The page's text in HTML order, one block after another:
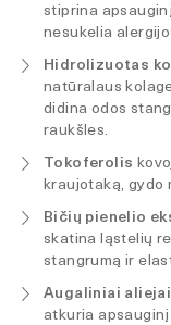
stiprina
nesukelia
Hidrolizuotas
natūralaus
didina odos
raukšles.
Tokoferolis
kraujotaką, gydo
Bičių pienelio
skatina ląstelių
stangrumą ir
Augaliniai aliejai
atkuria